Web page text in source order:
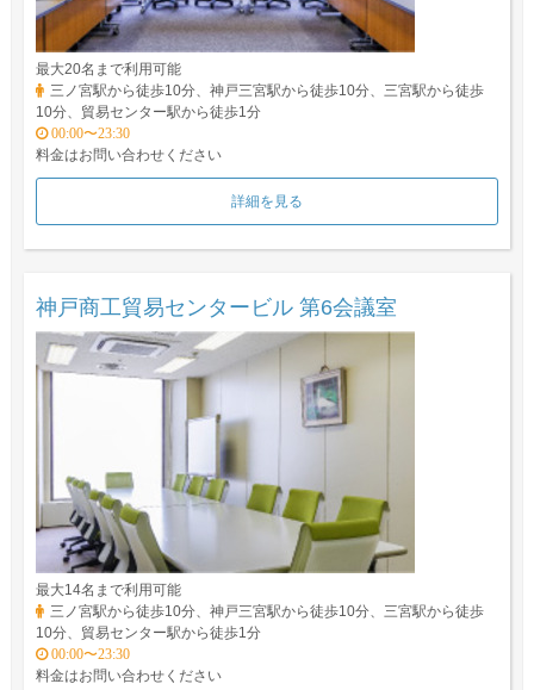
最大20名まで利用可能
三ノ宮駅から徒歩10分、神戸三宮駅から徒歩10分、三宮駅から徒歩
10分、貿易センター駅から徒歩1分
00:00〜23:30
料金はお問い合わせください
詳細を見る
神戸商工貿易センタービル 第6会議室
最大14名まで利用可能
三ノ宮駅から徒歩10分、神戸三宮駅から徒歩10分、三宮駅から徒歩
10分、貿易センター駅から徒歩1分
00:00〜23:30
料金はお問い合わせください